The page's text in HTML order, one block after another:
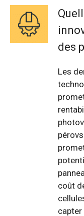
des
Les
coût
capter